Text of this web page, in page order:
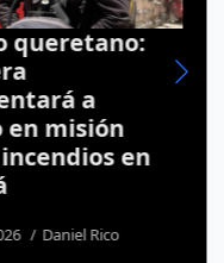
queretano:
a
en misión
en
Daniel Rico